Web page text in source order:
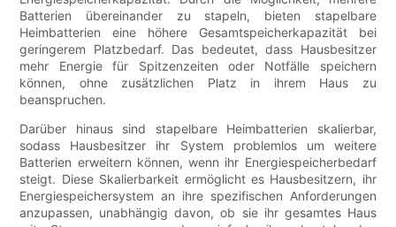
Batterien übereinander zu stapeln, bieten stapelbare
Heimbatterien eine höhere Gesamtspeicherkapazität bei
geringerem Platzbedarf. Das bedeutet, dass Hausbesitzer
mehr Energie für Spitzenzeiten oder Notfälle speichern
können, ohne zusätzlichen Platz in ihrem Haus zu
beanspruchen.
Darüber hinaus sind stapelbare Heimbatterien skalierbar,
sodass Hausbesitzer ihr System problemlos um weitere
Batterien erweitern können, wenn ihr Energiespeicherbedarf
steigt. Diese Skalierbarkeit ermöglicht es Hausbesitzern, ihr
Energiespeichersystem an ihre spezifischen Anforderungen
anzupassen, unabhängig davon, ob sie ihr gesamtes Haus